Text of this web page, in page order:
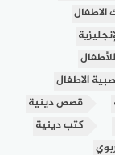
الاطفال
قصص دينية
كتب دينية